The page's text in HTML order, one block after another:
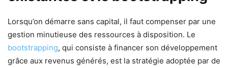
Lorsqu’on démarre sans capital, il faut compenser par une
gestion minutieuse des ressources à disposition. Le
bootstrapping, qui consiste à financer son développement
grâce aux revenus générés, est la stratégie adoptée par de